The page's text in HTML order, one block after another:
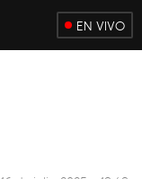
EN VIVO